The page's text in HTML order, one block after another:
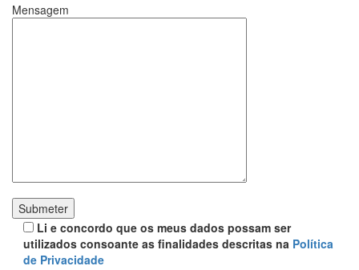
Mensagem
Li e concordo que os meus dados possam ser
utilizados consoante as finalidades descritas na Política
de Privacidade